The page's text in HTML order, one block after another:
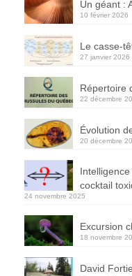
Un géant :
10 février 2026
Le casse-
27 janvier 2026
Répertoire
22 décembre
Évolution
20 décembre
cocktail
24 novembre 2025
Excursion
18 novembre
David